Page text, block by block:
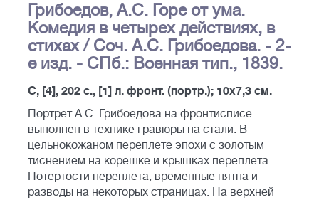
Грибоедов, А.С. Горе от ума.
Комедия в четырех действиях, в
стихах / Соч. А.С. Грибоедова. - 2-
е изд. - СПб.: Военная тип., 1839.
C, [4], 202 с., [1] л. фронт. (портр.); 10х7,3 см.
Портрет А.С. Грибоедова на фронтисписе
выполнен в технике гравюры на стали. В
цельнокожаном переплете эпохи с золотым
тиснением на корешке и крышках переплета.
Потертости переплета, временные пятна и
разводы на некоторых страницах. На верхней